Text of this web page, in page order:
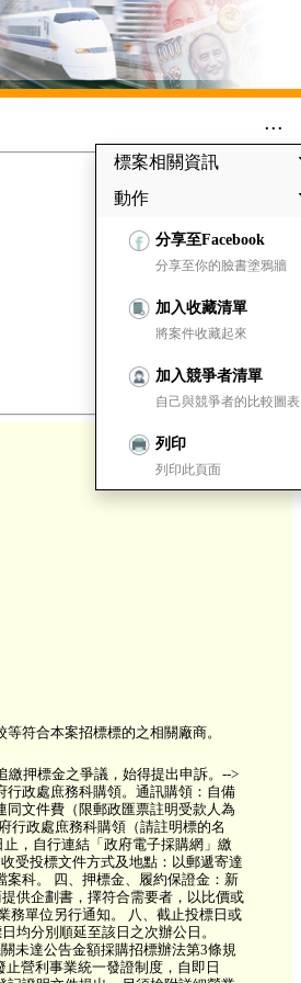
...
標案相關資訊
動作
分享至Facebook
分享至你的臉書塗鴉牆
加入收藏清單
將案件收藏起來
加入競爭者清單
自己與競爭者的比較圖表
列印
列印此頁面
符合本案招標標的之相關廠商。
繳押標金之爭議，始得提出申訴。-->
政處庶務科購領。通訊購領：自備
文件費（限郵政匯票註明受款人為
行政處庶務科購領（請註明標的名
，自行連結「政府電子採購網」繳
受投標文件方式及地點：以郵遞寄達
科。 四、押標金、履約保證金：新
供企劃書，擇符合需要者，以比價或
務單位另行通知。 八、截止投標日或
均分別順延至該日之次辦公日。
未達公告金額採購招標辦法第3條規
營利事業統一發證制度，自即日